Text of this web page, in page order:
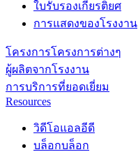
ใบรับรองเกียรติยศ
การแสดงของโรงงาน
โครงการโครงการต่างๆ
ผู้ผลิตจากโรงงาน
การบริการที่ยอดเยี่ยม
Resources
วิดีโอแอลอีดี
บล็อกบล็อก